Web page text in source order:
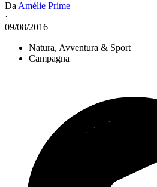
Da Amélie Prime
·
09/08/2016
Natura, Avventura & Sport
Campagna